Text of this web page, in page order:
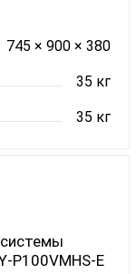
745 × 900 × 380
35 кг
35 кг
P100VMHS-E